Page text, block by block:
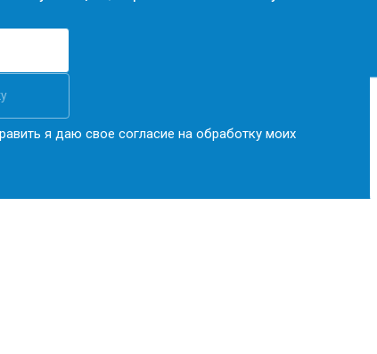
я даю свое согласие на обработку моих